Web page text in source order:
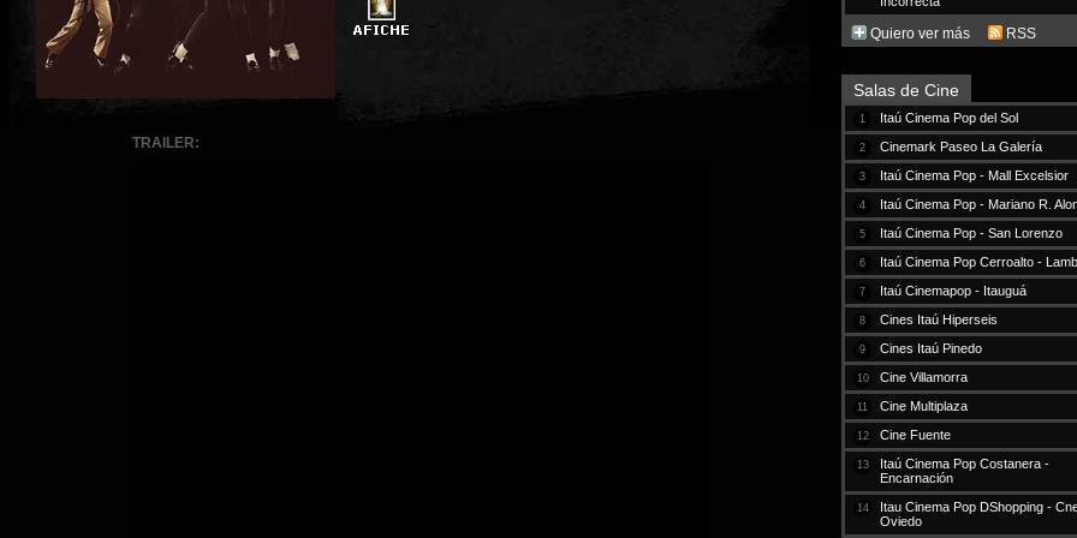
TRAILER:
Quiero ver más RSS
Salas de Cine
1 Itaú Cinema Pop del Sol
2 Cinemark Paseo La Galería
3 Itaú Cinema Pop - Mall Excelsior
4 Itaú Cinema Pop - Mariano R.
5 Itaú Cinema Pop - San Lorenzo
6 Itaú Cinema Pop Cerroalto -
7 Itaú Cinemapop - Itauguá
8 Cines Itaú Hiperseis
9 Cines Itaú Pinedo
10 Cine Villamorra
11 Cine Multiplaza
12 Cine Fuente
13
Itaú Cinema Pop Costanera -
Encarnación
14
Itau Cinema Pop DShopping -
Oviedo